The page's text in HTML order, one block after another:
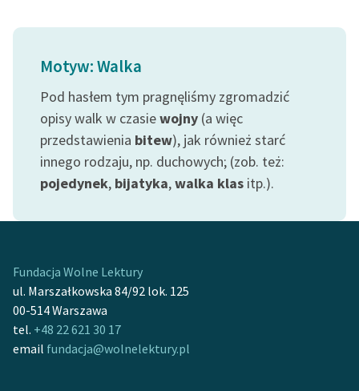
skandynawskiej literatury
Ręce pełne poezji
Kolekcje edukacyjne
twórców przechodzących
do domeny publicznej,
lektur szkolnych oraz
Starego Testamentu
Odkurzamy bohaterów
Lektur
O nas
Motyw: Walka
Pod hasłem tym pragnęliśmy zgromadzić
opisy walk w czasiewojny (a więc
przedstawienia bitew), jak również starć
innego rodzaju, np. duchowych; (zob. też:
pojedynek, bijatyka,walka klas itp.).
Fundacja Wolne Lektury
ul. Marszałkowska 84/92 lok. 125
00-514 Warszawa
tel. +48 22 621 30 17
email fundacja@wolnelektury.pl